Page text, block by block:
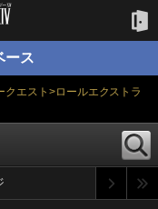
ース
エスト>ロールエクストラ